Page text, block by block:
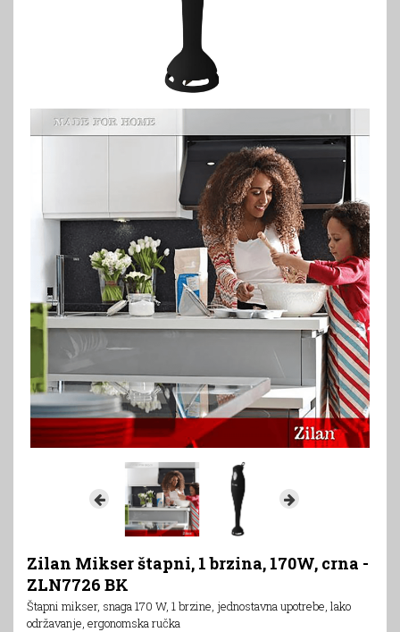
Zilan Mikser štapni, 1 brzina, 170W, crna -
ZLN7726 BK
Štapni mikser, snaga 170 W, 1 brzine, jednostavna upotrebe, lako
održavanje, ergonomska ručka